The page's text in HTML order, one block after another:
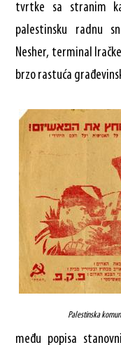
tvrtke sa stranim
palestinsku radnu
Nesher, terminal
brzo rastuća
Palestinska
među popisa